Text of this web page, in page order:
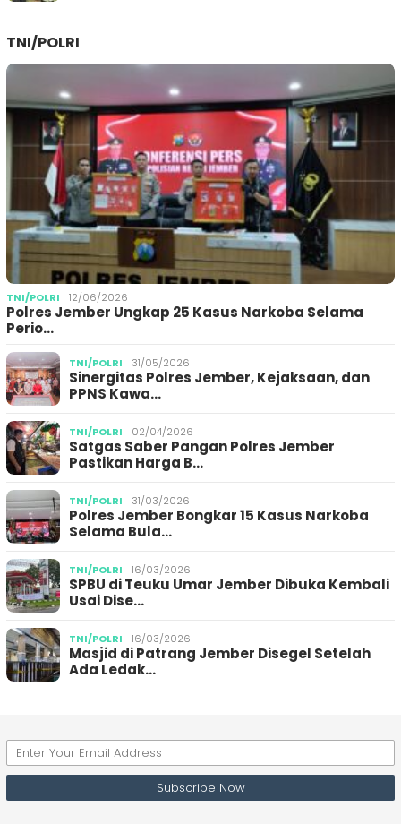
TNI/POLRI
TNI/POLRI 12/06/2026
Polres Jember Ungkap 25 Kasus Narkoba Selama
Perio…
TNI/POLRI 31/05/2026
Sinergitas Polres Jember, Kejaksaan, dan
PPNS Kawa…
TNI/POLRI 02/04/2026
Satgas Saber Pangan Polres Jember
Pastikan Harga B…
TNI/POLRI 31/03/2026
Polres Jember Bongkar 15 Kasus Narkoba
Selama Bula…
TNI/POLRI 16/03/2026
SPBU di Teuku Umar Jember Dibuka Kembali
Usai Dise…
TNI/POLRI 16/03/2026
Masjid di Patrang Jember Disegel Setelah
Ada Ledak…